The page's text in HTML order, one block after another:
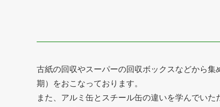
古紙の回収やスーパーの回収ボックスなどから
期）をおこなっております。
また、アルミ缶とスチール缶の違いを学んでい